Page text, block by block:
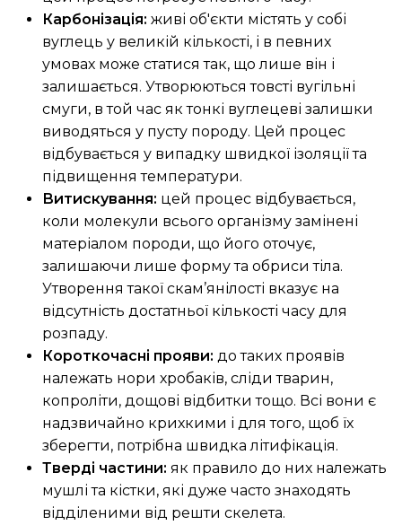
Карбонізація: живі об'єкти містять у собі
вуглець у великій кількості, і в певних
умовах може статися так, що лише він і
залишається. Утворюються товсті вугільні
смуги, в той час як тонкі вуглецеві залишки
виводяться у пусту породу. Цей процес
відбувається у випадку швидкої ізоляції та
підвищення температури.
Витискування: цей процес відбувається,
коли молекули всього організму замінені
матеріалом породи, що його оточує,
залишаючи лише форму та обриси тіла.
Утворення такої скам’янілості вказує на
відсутність достатньої кількості часу для
розпаду.
Короткочасні прояви: до таких проявів
належать нори хробаків, сліди тварин,
копроліти, дощові відбитки тощо. Всі вони є
надзвичайно крихкими і для того, щоб їх
зберегти, потрібна швидка літифікація.
Тверді частини: як правило до них належать
мушлі та кістки, які дуже часто знаходять
відділеними від решти скелета.